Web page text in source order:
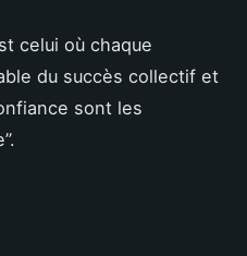
celui où chaque
du succès collectif et
sont les